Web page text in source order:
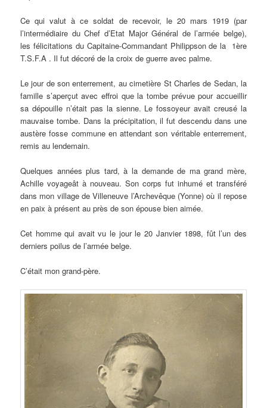
Ce qui valut à ce soldat de recevoir, le 20 mars 1919 (par
l’intermédiaire du Chef d’Etat Major Général de l’armée belge),
les félicitations du Capitaine-Commandant Philippson de la 1ère
T.S.F.A . Il fut décoré de la croix de guerre avec palme.
Le jour de son enterrement, au cimetière St Charles de Sedan, la
famille s’aperçut avec effroi que la tombe prévue pour accueillir
sa dépouille n’était pas la sienne. Le fossoyeur avait creusé la
mauvaise tombe. Dans la précipitation, il fut descendu dans une
austère fosse commune en attendant son véritable enterrement,
remis au lendemain.
Quelques années plus tard, à la demande de ma grand mère,
Achille voyageât à nouveau. Son corps fut inhumé et transféré
dans mon village de Villeneuve l’Archevêque (Yonne) où il repose
en paix à présent au près de son épouse bien aimée.
Cet homme qui avait vu le jour le 20 Janvier 1898, fût l’un des
derniers poilus de l’armée belge.
C’était mon grand-père.